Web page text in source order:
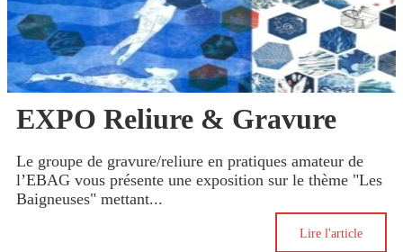
EXPO Reliure & Gravure
Le groupe de gravure/reliure en pratiques amateur de
l’EBAG vous présente une exposition sur le thème "Les
Baigneuses" mettant...
Lire l'article